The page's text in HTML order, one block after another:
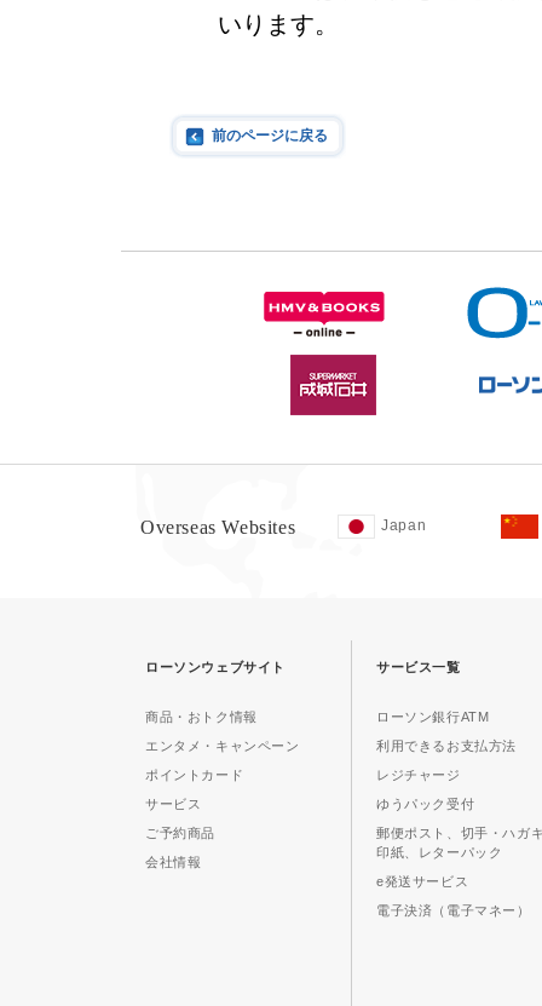
いります。
前のページに戻る
Overseas Websites Japan
ローソンウェブサイト
商品・おトク情報
エンタメ・キャンペーン
ポイントカード
サービス
ご予約商品
会社情報
サービス一覧
ローソン銀行ATM
利用できるお支払方法
レジチャージ
ゆうパック受付
郵便ポスト、切手・ハガ
印紙、レターパック
e発送サービス
電子決済（電子マネー）